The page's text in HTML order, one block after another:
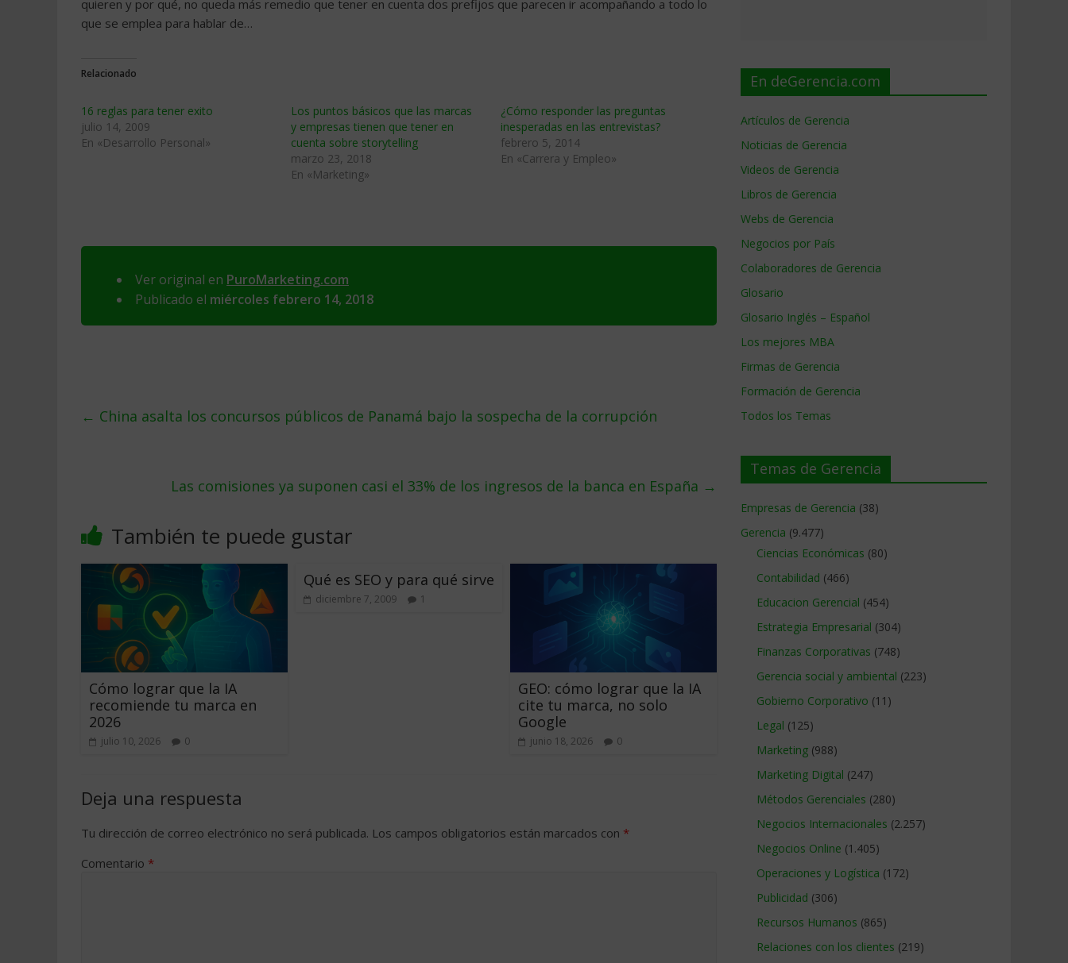
quieren y por qué, no queda más remedio que tener en cuenta dos prefijos que parecen ir acompañando a todo lo
que se emplea para hablar de…
Relacionado
16 reglas para tener exito
julio 14, 2009
En «Desarrollo Personal»
Los puntos básicos que las marcas
y empresas tienen que tener en
cuenta sobre storytelling
marzo 23, 2018
En «Marketing»
¿Cómo responder las preguntas
inesperadas en las entrevistas?
febrero 5, 2014
En «Carrera y Empleo»
Ver original en PuroMarketing.com
Publicado el miércoles febrero 14, 2018
← China asalta los concursos públicos de Panamá bajo la sospecha de la corrupción
Las comisiones ya suponen casi el 33% de los ingresos de la banca en España →
También te puede gustar
Cómo lograr que la IA
recomiende tu marca en
2026
julio 10, 2026 0
Qué es SEO y para qué sirve
diciembre 7, 2009 1
GEO: cómo lograr que la IA
cite tu marca, no solo
Google
junio 18, 2026 0
Deja una respuesta
Tu dirección de correo electrónico no será publicada. Los campos obligatorios están marcados con *
Comentario *
En deGerencia.com
Artículos de Gerencia
Noticias de Gerencia
Videos de Gerencia
Libros de Gerencia
Webs de Gerencia
Negocios por País
Colaboradores de Gerencia
Glosario
Glosario Inglés – Español
Los mejores MBA
Firmas de Gerencia
Formación de Gerencia
Todos los Temas
Temas de Gerencia
Empresas de Gerencia (38)
Gerencia (9.477)
Ciencias Económicas (80)
Contabilidad (466)
Educacion Gerencial (454)
Estrategia Empresarial (304)
Finanzas Corporativas (748)
Gerencia social y ambiental (223)
Gobierno Corporativo (11)
Legal (125)
Marketing (988)
Marketing Digital (247)
Métodos Gerenciales (280)
Negocios Internacionales (2.257)
Negocios Online (1.405)
Operaciones y Logística (172)
Publicidad (306)
Recursos Humanos (865)
Relaciones con los clientes (219)